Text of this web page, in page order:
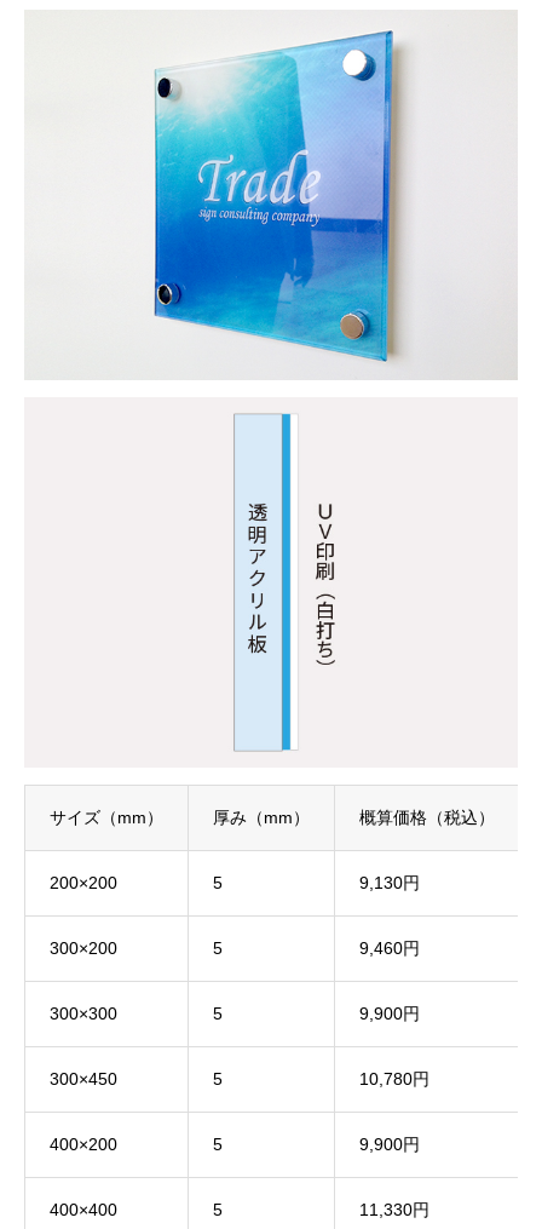
プレート看板デザイン
ウィンドウサイン・デザイン
屋外スタンド看板デザイン
電飾スタンド看板デザイン
良くあるご質問
運営会社情報
業種別看板デザイン
サイズ（mm） 厚み（mm） 概算価格（税込）
200×200 5 9,130円
300×200 5 9,460円
300×300 5 9,900円
300×450 5 10,780円
400×200 5 9,900円
400×400 5 11,330円